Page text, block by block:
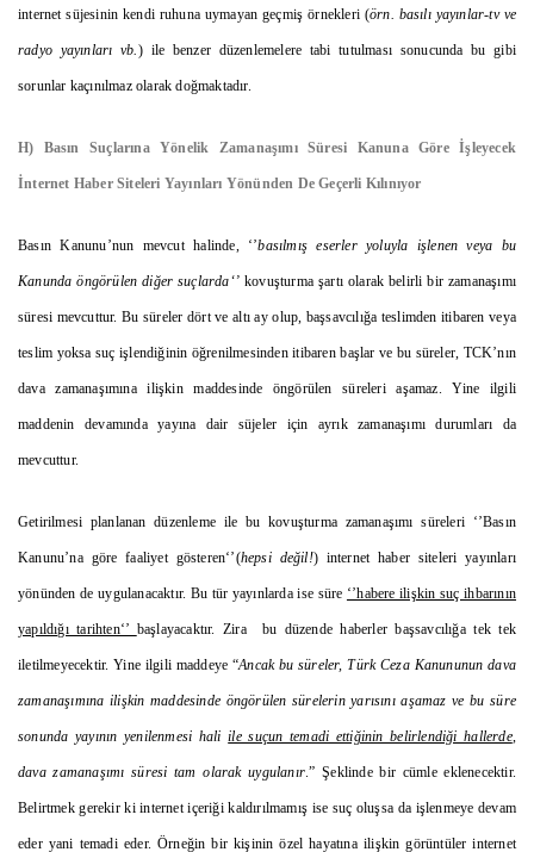
internet süjesinin kendi ruhuna uymayan geçmiş örnekleri (örn. basılı yayınlar-tv ve
radyo yayınları vb.) ile benzer düzenlemelere tabi tutulması sonucunda bu gibi
sorunlar kaçınılmaz olarak doğmaktadır.
H) Basın Suçlarına Yönelik Zamanaşımı Süresi Kanuna Göre İşleyecek
İnternet Haber Siteleri Yayınları Yönünden De Geçerli Kılınıyor
Basın Kanunu’nun mevcut halinde, ‘’basılmış eserler yoluyla işlenen veya bu
Kanunda öngörülen diğer suçlarda‘’ kovuşturma şartı olarak belirli bir zamanaşımı
süresi mevcuttur. Bu süreler dört ve altı ay olup, başsavcılığa teslimden itibaren veya
teslim yoksa suç işlendiğinin öğrenilmesinden itibaren başlar ve bu süreler, TCK’nın
dava zamanaşımına ilişkin maddesinde öngörülen süreleri aşamaz. Yine ilgili
maddenin devamında yayına dair süjeler için ayrık zamanaşımı durumları da
mevcuttur.
Getirilmesi planlanan düzenleme ile bu kovuşturma zamanaşımı süreleri ‘’Basın
Kanunu’na göre faaliyet gösteren‘’(hepsi değil!) internet haber siteleri yayınları
yönünden de uygulanacaktır. Bu tür yayınlarda ise süre ‘’habere ilişkin suç ihbarının
yapıldığı tarihten‘’ başlayacaktır. Zira bu düzende haberler başsavcılığa tek tek
iletilmeyecektir. Yine ilgili maddeye “Ancak bu süreler, Türk Ceza Kanununun dava
zamanaşımına ilişkin maddesinde öngörülen sürelerin yarısını aşamaz ve bu süre
sonunda yayının yenilenmesi haliile suçun temadi ettiğinin belirlendiği hallerde,
dava zamanaşımı süresi tam olarak uygulanır.” Şeklinde bir cümle eklenecektir.
Belirtmek gerekir ki internet içeriği kaldırılmamış ise suç oluşsa da işlenmeye devam
eder yani temadi eder. Örneğin bir kişinin özel hayatına ilişkin görüntüler internet